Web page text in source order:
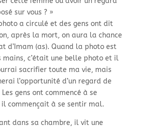
sur vous ? »​
a circulé et des gens ont dit
après la mort, on aura la chance
d’Imam (as). Quand la photo est
mains, c’était une belle photo et il
sacrifier toute ma vie, mais
l’opportunité d’un regard de
Les gens ont commencé à se
commençait à se sentir mal.
dans sa chambre, il vit une